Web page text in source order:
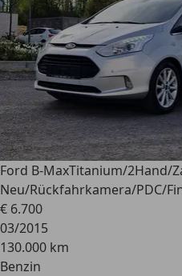
Ford B-MaxTitanium/2Hand/
Neu/Rückfahrkamera/PDC/
€ 6.700
03/2015
130.000 km
Benzin